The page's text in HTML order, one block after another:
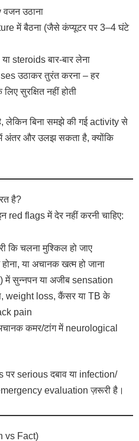
उठाना
में बैठना (जैसे कंप्यूटर पर 3–4 घंटे
steroids बार-बार लेना
उठाकर तुरंत करना – हर
सुरक्षित नहीं होती
लेकिन बिना समझे की गई activity से
अंतर और उलझ सकता है, क्योंकि
है?
red flags में देर नहीं करनी चाहिए:
कि चलना मुश्किल हो जाए
या अचानक खत्म हो जाना
में सुन्नपन या अजीब sensation
weight loss, कैंसर या TB के
pain
कमर/टांग में neurological
serious दबाव या infection/
evaluation ज़रूरी है।
vs Fact)